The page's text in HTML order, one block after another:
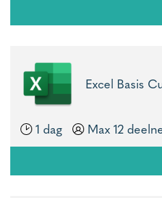
Excel Basis
1 dag
Max 12